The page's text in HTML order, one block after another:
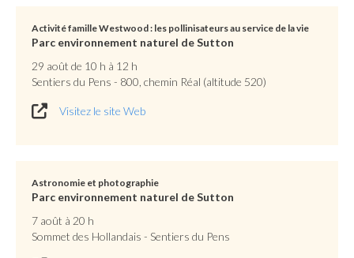
Activité famille Westwood : les pollinisateurs au service de la vie
Parc environnement naturel de Sutton
29 août de 10 h à 12 h
Sentiers du Pens - 800, chemin Réal (altitude 520)
Visitez le site Web
Astronomie et photographie
Parc environnement naturel de Sutton
7 août à 20 h
Sommet des Hollandais - Sentiers du Pens